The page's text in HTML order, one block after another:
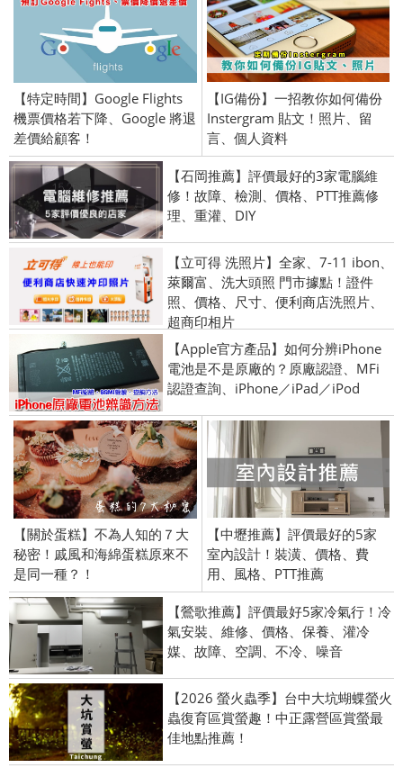
【特定時間】Google Flights
機票價格若下降、Google 將退
差價給顧客！
【IG備份】一招教你如何備份
Instergram 貼文！照片、留
言、個人資料
【石岡推薦】評價最好的3家電腦維
修！故障、檢測、價格、PTT推薦修
理、重灌、DIY
【立可得 洗照片】全家、7-11 ibon、
萊爾富、洗大頭照 門市據點！證件
照、價格、尺寸、便利商店洗照片、
超商印相片
【Apple官方產品】如何分辨iPhone
電池是不是原廠的？原廠認證、MFi
認證查詢、iPhone／iPad／iPod
【關於蛋糕】不為人知的７大
秘密！戚風和海綿蛋糕原來不
是同一種？！
【中壢推薦】評價最好的5家
室內設計！裝潢、價格、費
用、風格、PTT推薦
【鶯歌推薦】評價最好5家冷氣行！冷
氣安裝、維修、價格、保養、灌冷
媒、故障、空調、不冷、噪音
【2026 螢火蟲季】台中大坑蝴蝶螢火
蟲復育區賞螢趣！中正露營區賞螢最
佳地點推薦！